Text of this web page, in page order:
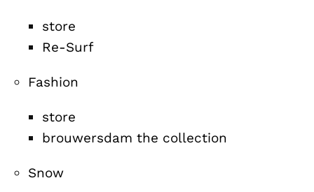
store
Re-Surf
Fashion
store
brouwersdam the collection
Snow